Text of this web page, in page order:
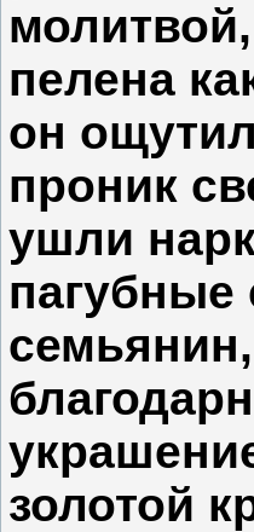
пелена
он
проник
ушли
пагубные
золотой